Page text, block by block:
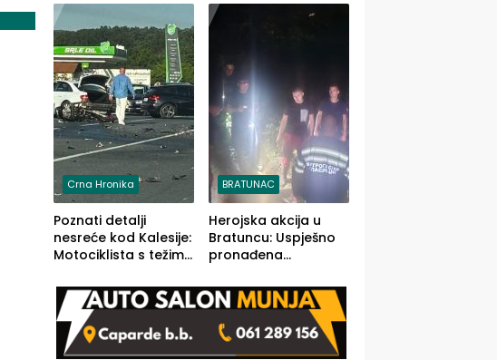
FBiH: Ustrajni da je
stečaj jedino rješenje
Crna Hronika
Poznati detalji
nesreće kod Kalesije:
Motociklista s težim,
lakšim povredama
BRATUNAC
Herojska akcija u
Bratuncu: Uspješno
pronađena
a Ivanka Lazić,
rodom iz Kravice.